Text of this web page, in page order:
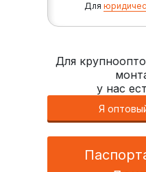
Для
Для
у нас
Я